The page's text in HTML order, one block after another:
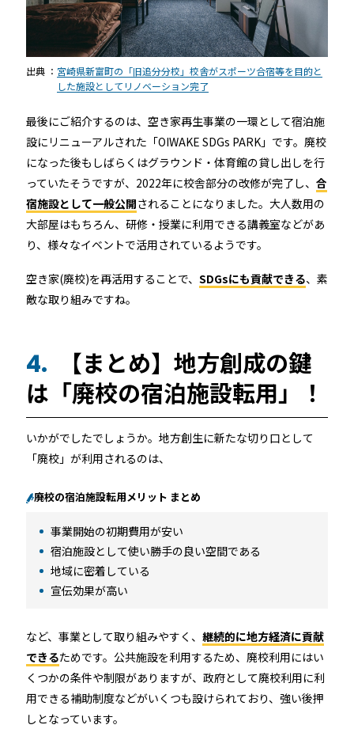
出典 ： 宮崎県新富町の「旧追分分校」校舎がスポーツ合宿等を目的と
した施設としてリノベーション完了
最後にご紹介するのは、空き家再生事業の一環として宿泊施
設にリニューアルされた「OIWAKE SDGs PARK」です。廃校
になった後もしばらくはグラウンド・体育館の貸し出しを行
っていたそうですが、2022年に校舎部分の改修が完了し、 合
宿施設として一般公開されることになりました。大人数用の
大部屋はもちろん、研修・授業に利用できる講義室などがあ
り、様々なイベントで活用されているようです。
空き家(廃校)を再活用することで、 SDGsにも貢献できる、素
敵な取り組みですね。
4.
【まとめ】地方創成の鍵
は「廃校の宿泊施設転用」！
いかがでしたでしょうか。地方創生に新たな切り口として
「廃校」が利用されるのは、
廃校の宿泊施設転用メリット まとめ
事業開始の初期費用が安い
宿泊施設として使い勝手の良い空間である
地域に密着している
宣伝効果が高い
など、事業として取り組みやすく、 継続的に地方経済に貢献
できるためです。公共施設を利用するため、廃校利用にはい
くつかの条件や制限がありますが、政府として廃校利用に利
用できる補助制度などがいくつも設けられており、強い後押
しとなっています。